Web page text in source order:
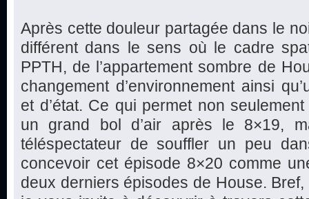
Après cette douleur partagée dans le
différent dans le sens où le cadre
PPTH, de l’appartement sombre de
changement d’environnement ainsi
et d’état. Ce qui permet non
un grand bol d’air après le 8×19,
téléspectateur de souffler un peu
concevoir cet épisode 8×20 comme
deux derniers épisodes de House.